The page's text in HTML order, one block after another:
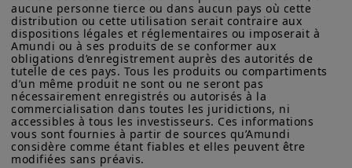
aucune personne tierce ou dans aucun pays où cette
distribution ou cette utilisation serait contraire aux
dispositions légales et réglementaires ou imposerait à
Amundi ou à ses produits de se conformer aux
obligations d’enregistrement auprès des autorités de
tutelle de ces pays. Tous les produits ou compartiments
d’un même produit ne sont ou ne seront pas
nécessairement enregistrés ou autorisés à la
commercialisation dans toutes les juridictions, ni
accessibles à tous les investisseurs. Ces informations
vous sont fournies à partir de sources qu’Amundi
considère comme étant fiables et elles peuvent être
modifiées sans préavis.